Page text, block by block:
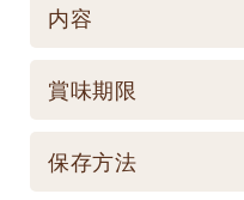
内容
ケース／入数
賞味期限
賞味期限
保存方法